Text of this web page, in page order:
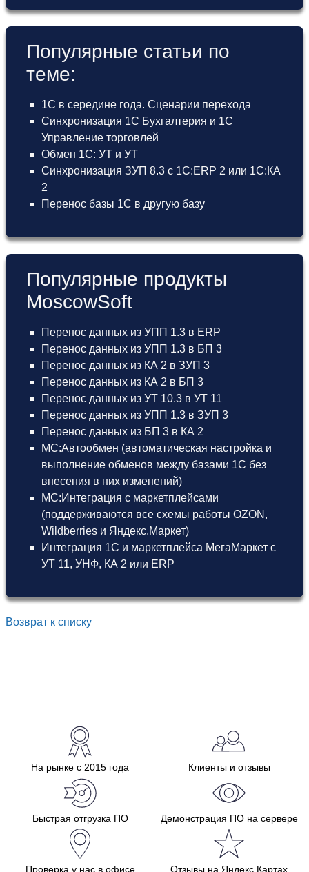
Популярные статьи по
теме:
1С в середине года. Сценарии перехода
Синхронизация 1С Бухгалтерия и 1С
Управление торговлей
Обмен 1С: УТ и УТ
Синхронизация ЗУП 8.3 с 1С:ERP 2 или 1С:КА
2
Перенос базы 1С в другую базу
Популярные продукты
MoscowSoft
Перенос данных из УПП 1.3 в ERP
Перенос данных из УПП 1.3 в БП 3
Перенос данных из КА 2 в ЗУП 3
Перенос данных из КА 2 в БП 3
Перенос данных из УТ 10.3 в УТ 11
Перенос данных из УПП 1.3 в ЗУП 3
Перенос данных из БП 3 в КА 2
МС:Автообмен (автоматическая настройка и
выполнение обменов между базами 1С без
внесения в них изменений)
МС:Интеграция с маркетплейсами
(поддерживаются все схемы работы OZON,
Wildberries и Яндекс.Маркет)
Интеграция 1С и маркетплейса МегаМаркет с
УТ 11, УНФ, КА 2 или ERP
Возврат к списку
На рынке с 2015 года Клиенты и отзывы
Быстрая отгрузка ПО Демонстрация ПО на сервере
Проверка у нас в офисе Отзывы на Яндекс.Картах